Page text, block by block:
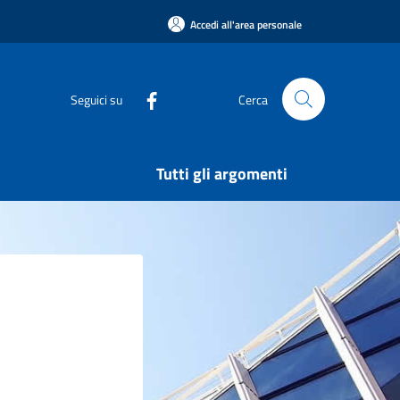
Accedi all'area personale
Seguici su Cerca
Tutti gli argomenti